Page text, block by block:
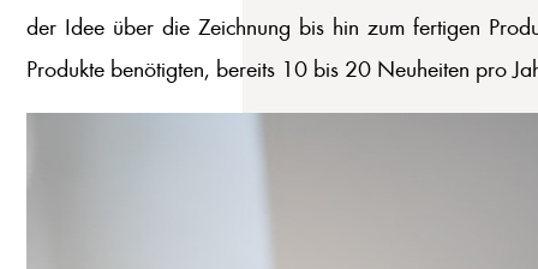
der Idee über die Zeichnung bis hin zum fertigen
Produkte benötigten, bereits 10 bis 20 Neuheiten pro